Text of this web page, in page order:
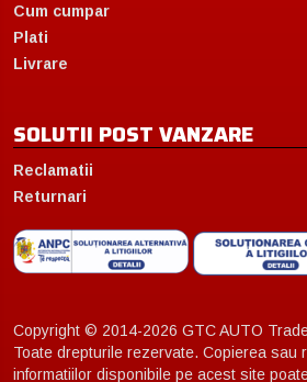
Cum cumpar
Plati
Livrare
SOLUTII POST VANZARE
Reclamatii
Returnari
Copyright © 2014-2026 GTC AUTO
Toate drepturile rezervate. Copierea sau
informatiilor disponibile pe acest site